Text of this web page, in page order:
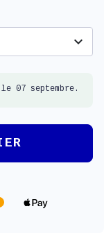
expand_more
07 septembre.